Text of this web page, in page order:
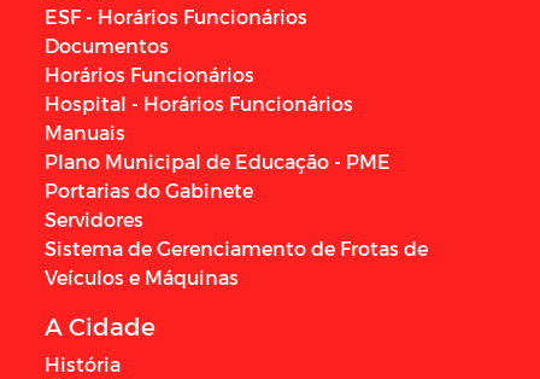
ESF - Horários Funcionários
Documentos
Horários Funcionários
Hospital - Horários Funcionários
Manuais
Plano Municipal de Educação - PME
Portarias do Gabinete
Servidores
Sistema de Gerenciamento de Frotas de
Veículos e Máquinas
A Cidade
História